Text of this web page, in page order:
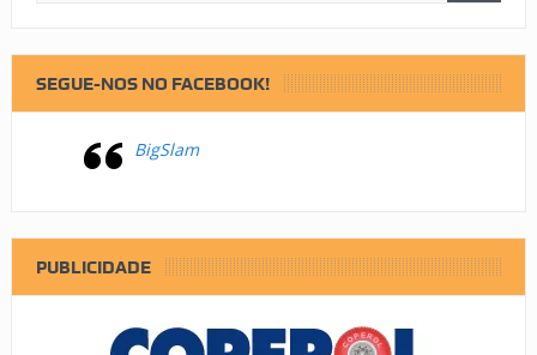
SEGUE-NOS NO FACEBOOK!
BigSlam
PUBLICIDADE